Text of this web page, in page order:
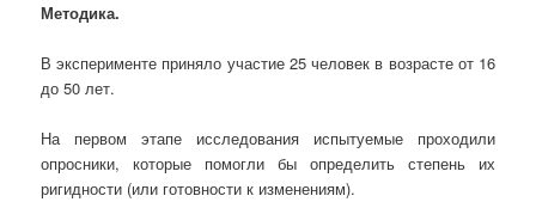
Методика.
В эксперименте приняло участие 25 человек в возрасте от 16
до 50 лет.
На первом этапе исследования испытуемые проходили
опросники, которые помогли бы определить степень их
ригидности (или готовности к изменениям).